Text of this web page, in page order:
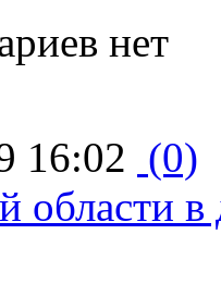
нет
16:02 (0)
области в